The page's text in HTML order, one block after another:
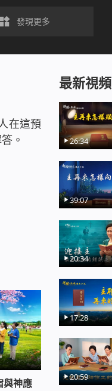
發現更多
在這預
。
與神應
最新視頻
26:34
39:07
20:34
17:28
20:59